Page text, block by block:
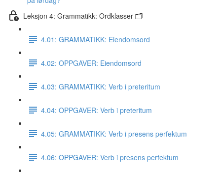
Leksjon 4: Grammatikk: Ordklasser 🗂
4.01: GRAMMATIKK: Eiendomsord
4.02: OPPGAVER: Eiendomsord
4.03: GRAMMATIKK: Verb i preteritum
4.04: OPPGAVER: Verb i preteritum
4.05: GRAMMATIKK: Verb i presens perfektum
4.06: OPPGAVER: Verb i presens perfektum